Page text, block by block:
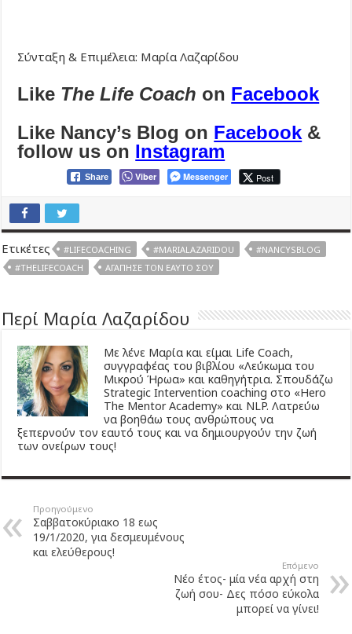
Σύνταξη & Επιμέλεια: Μαρία Λαζαρίδου
Like The Life Coach on Facebook
Like Nancy’s Blog on Facebook &
follow us on Instagram
Share Viber Messenger Post
Ετικέτες #LIFECOACHING #MARIALAZARIDOU
#NANCYSBLOG
#THELIFECOACH
ΑΓΆΠΗΣΕ ΤΟΝ ΕΑΥΤΌ ΣΟΥ
Περί Μαρία Λαζαρίδου
Με λένε Μαρία και είμαι Life Coach,
συγγραφέας του βιβλίου «Λεύκωμα του
Μικρού Ήρωα» και καθηγήτρια. Σπουδάζω
Strategic Intervention coaching στο «Hero
The Mentor Academy» και NLP. Λατρεύω
να βοηθάω τους ανθρώπους να
ξεπερνούν τον εαυτό τους και να δημιουργούν την ζωή
των ονείρων τους!
Προηγούμενο
Σαββατοκύριακο 18 εως
19/1/2020, για δεσμευμένους
και ελεύθερους!
Επόμενο
Νέο έτος- μία νέα αρχή στη
ζωή σου- Δες πόσο εύκολα
μπορεί να γίνει!